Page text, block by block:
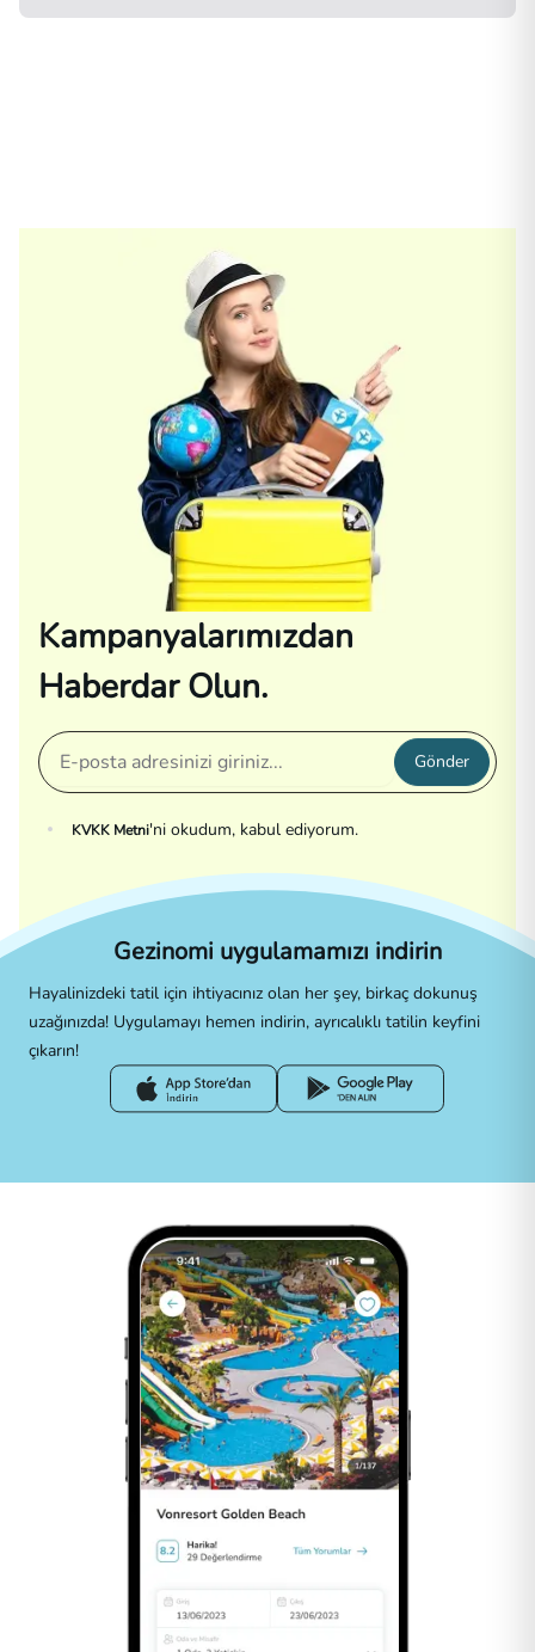
Kampanyalarımızdan
Haberdar Olun.
Gönder
KVKK Metni'ni okudum, kabul ediyorum.
Gezinomi uygulamamızı indirin
Hayalinizdeki tatil için ihtiyacınız olan her şey, birkaç dokunuş
uzağınızda! Uygulamayı hemen indirin, ayrıcalıklı tatilin keyfini
çıkarın!